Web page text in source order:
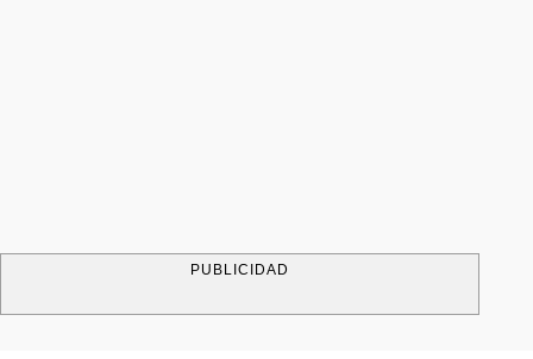
PUBLICIDAD